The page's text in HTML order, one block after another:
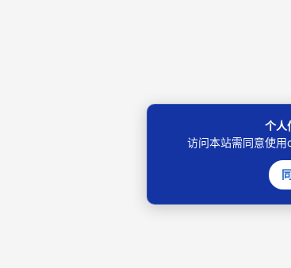
个人
访问本站需同意使用